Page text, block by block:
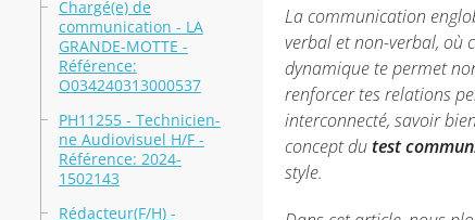
Chargé(e) de
communication - LA
GRANDE-MOTTE -
Référence:
O034240313000537
PH11255 - Technicien-
ne Audiovisuel H/F -
Référence: 2024-
1502143
Rédacteur(F/H) -
La communication
verbal et non-verbal, où
dynamique te permet
renforcer tes relations
interconnecté, savoir
concept du test
style.